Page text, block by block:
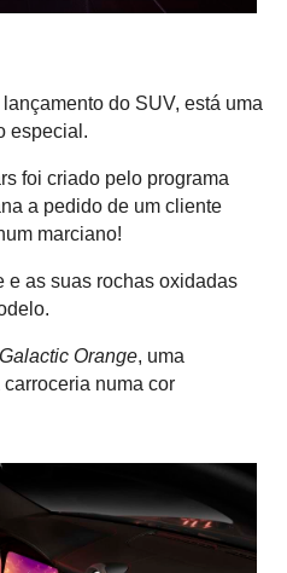
do SUV, está uma
especial.
foi criado pelo programa
a pedido de um cliente
marciano!
e as suas rochas oxidadas
Galactic Orange, uma
numa cor